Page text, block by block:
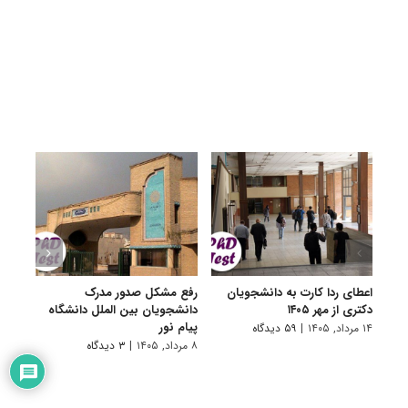
اعطای ردا کارت به دانشجویان
دکتری از مهر ۱۴۰۵
۱۴ مرداد, ۱۴۰۵ | ۵۹ دیدگاه
رفع مشکل صدور مدرک
دانشجویان بین الملل دانشگاه
پیام نور
۸ مرداد, ۱۴۰۵ | ۳ دیدگاه